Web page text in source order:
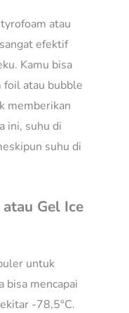
atau
efektif
Kamu bisa
foil atau bubble
memberikan
ini, suhu di
suhu di
Gel Ice
untuk
bisa mencapai
-78,5°C.